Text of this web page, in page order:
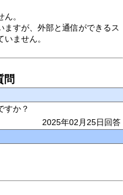
。
すが、外部と通信ができるス
ません。
問
すか？
2025年02月25日回答